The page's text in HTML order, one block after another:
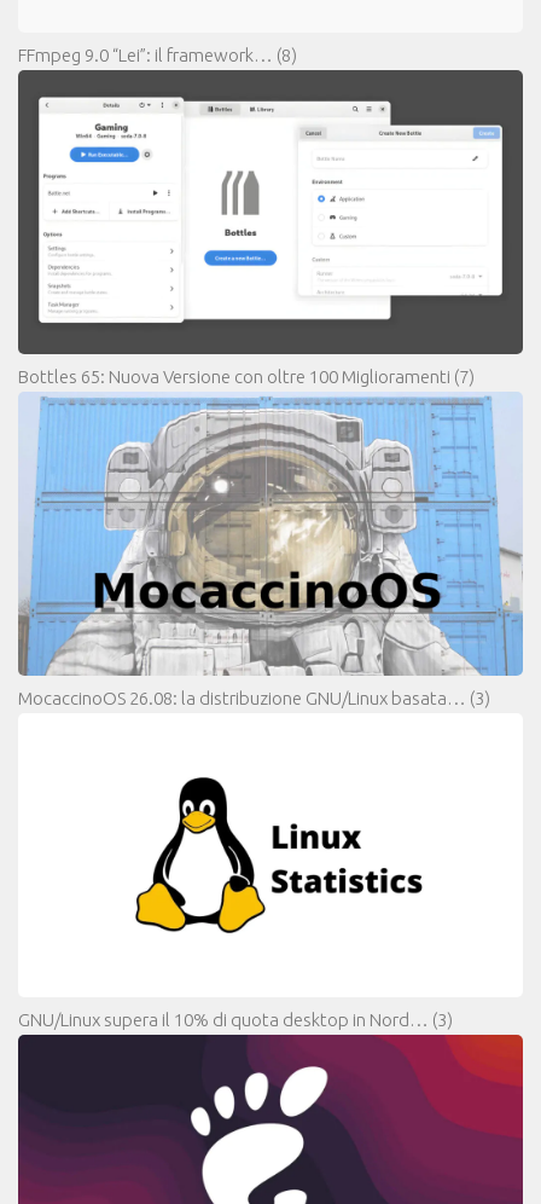
FFmpeg 9.0 “Lei”: il framework… (8)
Bottles 65: Nuova Versione con oltre 100 Miglioramenti (7)
MocaccinoOS 26.08: la distribuzione GNU/Linux basata… (3)
GNU/Linux supera il 10% di quota desktop in Nord… (3)